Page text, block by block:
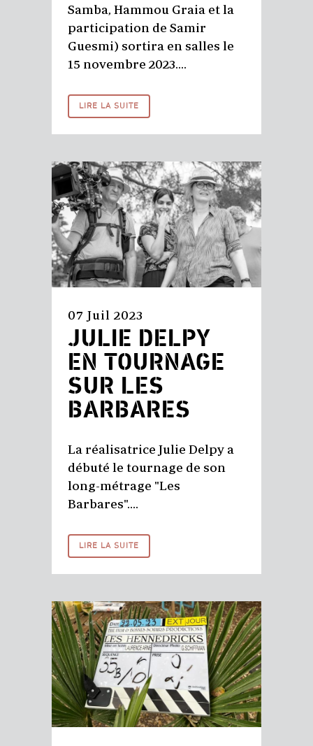
Samba, Hammou Graia et la
participation de Samir
Guesmi) sortira en salles le
15 novembre 2023....
LIRE LA SUITE
07 Juil 2023
JULIE DELPY
EN TOURNAGE
SUR LES
BARBARES
La réalisatrice Julie Delpy a
débuté le tournage de son
long-métrage "Les
Barbares"....
LIRE LA SUITE